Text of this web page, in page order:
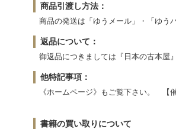
商品引渡し方法：
商品の発送は「ゆうメール」・「ゆう
返品について：
御返品につきましては『日本の古本屋
他特記事項：
《ホームページ》もご覧下さい。 【
書籍の買い取りについて